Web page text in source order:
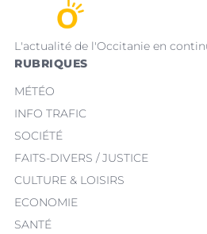
L'actualité de l'Occitanie en
RUBRIQUES
MÉTÉO
INFO TRAFIC
SOCIÉTÉ
FAITS-DIVERS / JUSTICE
CULTURE & LOISIRS
ECONOMIE
SANTÉ